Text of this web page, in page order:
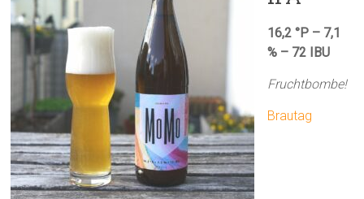
16,2 °P – 7,1
% – 72 IBU
Fruchtbombe!
Brautag